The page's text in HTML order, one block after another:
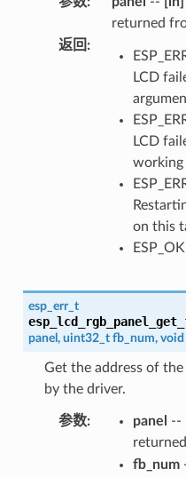
returned
返回 :
LCD
LCD
working
on this
esp_err_t
panel , uint32_t fb_num, void
Get the address of
by the driver.
参数: panel --
fb_num